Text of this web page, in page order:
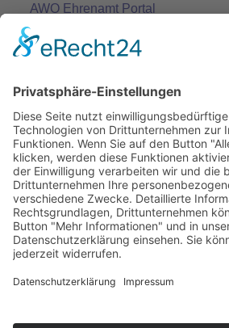
AWO Ehrenamt Portal
AWO Schulgesundheitsfachkräfte
AWO Bundesverband
AWO Pflegeberatung
AWO Kulturhaus Babelsberg
Arbeit mit Behinderung
AWO Büro Kindermut
Kulturland Brandenburg
AWO Selbsthilfe
AWO eLearning
Kultur für JEDEN
AWO 1plus9
Dachverband Freie Suchtselbsthilfe